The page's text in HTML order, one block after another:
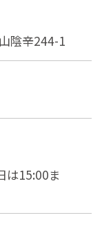
陰辛244-1
は15:00ま